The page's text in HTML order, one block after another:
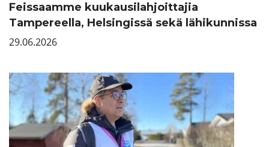
Feissaamme kuukausilahjoittajia
Tampereella, Helsingissä sekä lähikunnissa
29.06.2026